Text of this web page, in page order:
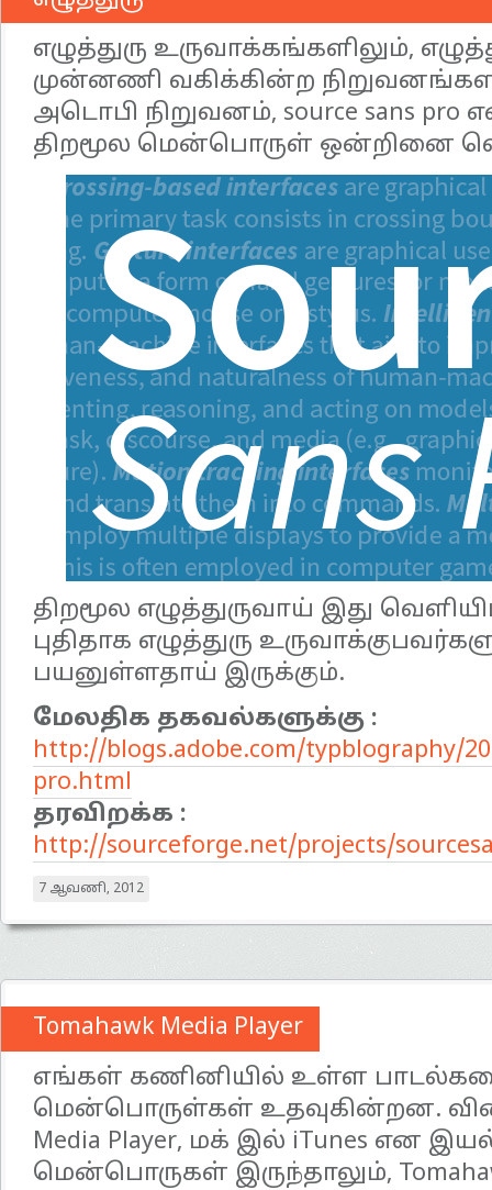
எழுத்துரு உருவாக்கங்களிலும்,
முன்னணி வகிக்கின்ற
அடொபி நிறுவனம், source sans pro
திறமூல மென்பொருள் ஒன்றினை
திறமூல எழுத்துருவாய் இது
புதிதாக எழுத்துரு
பயனுள்ளதாய் இருக்கும்.
மேலதிக தகவல்களுக்கு :
http://blogs.adobe.com/typblography/
pro.html
தரவிறக்க :
http://sourceforge.net/projects/
7 ஆவணி, 2012
Tomahawk Media Player
எங்கள் கணினியில் உள்ள
மென்பொருள்கள் உதவுகின்றன.
Media Player, மக் இல் iTunes என
மென்பொருகள் இருந்தாலும்,